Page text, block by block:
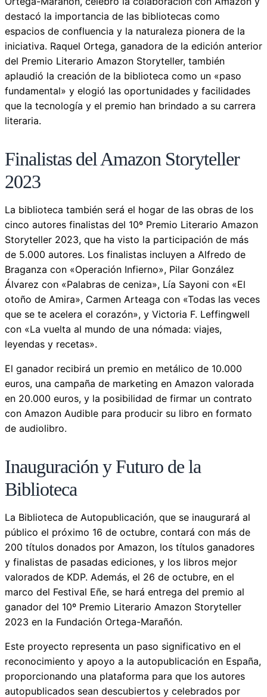
destacó la importancia de las bibliotecas como
espacios de confluencia y la naturaleza pionera de la
iniciativa. Raquel Ortega, ganadora de la edición anterior
del Premio Literario Amazon Storyteller, también
aplaudió la creación de la biblioteca como un «paso
fundamental» y elogió las oportunidades y facilidades
que la tecnología y el premio han brindado a su carrera
literaria.
Finalistas del Amazon Storyteller
2023
La biblioteca también será el hogar de las obras de los
cinco autores finalistas del 10º Premio Literario Amazon
Storyteller 2023, que ha visto la participación de más
de 5.000 autores. Los finalistas incluyen a Alfredo de
Braganza con «Operación Infierno», Pilar González
Álvarez con «Palabras de ceniza», Lía Sayoni con «El
otoño de Amira», Carmen Arteaga con «Todas las veces
que se te acelera el corazón», y Victoria F. Leffingwell
con «La vuelta al mundo de una nómada: viajes,
leyendas y recetas».
El ganador recibirá un premio en metálico de 10.000
euros, una campaña de marketing en Amazon valorada
en 20.000 euros, y la posibilidad de firmar un contrato
con Amazon Audible para producir su libro en formato
de audiolibro.
Inauguración y Futuro de la
Biblioteca
La Biblioteca de Autopublicación, que se inaugurará al
público el próximo 16 de octubre, contará con más de
200 títulos donados por Amazon, los títulos ganadores
y finalistas de pasadas ediciones, y los libros mejor
valorados de KDP. Además, el 26 de octubre, en el
marco del Festival Eñe, se hará entrega del premio al
ganador del 10º Premio Literario Amazon Storyteller
2023 en la Fundación Ortega-Marañón.
Este proyecto representa un paso significativo en el
reconocimiento y apoyo a la autopublicación en España,
proporcionando una plataforma para que los autores
autopublicados sean descubiertos y celebrados por